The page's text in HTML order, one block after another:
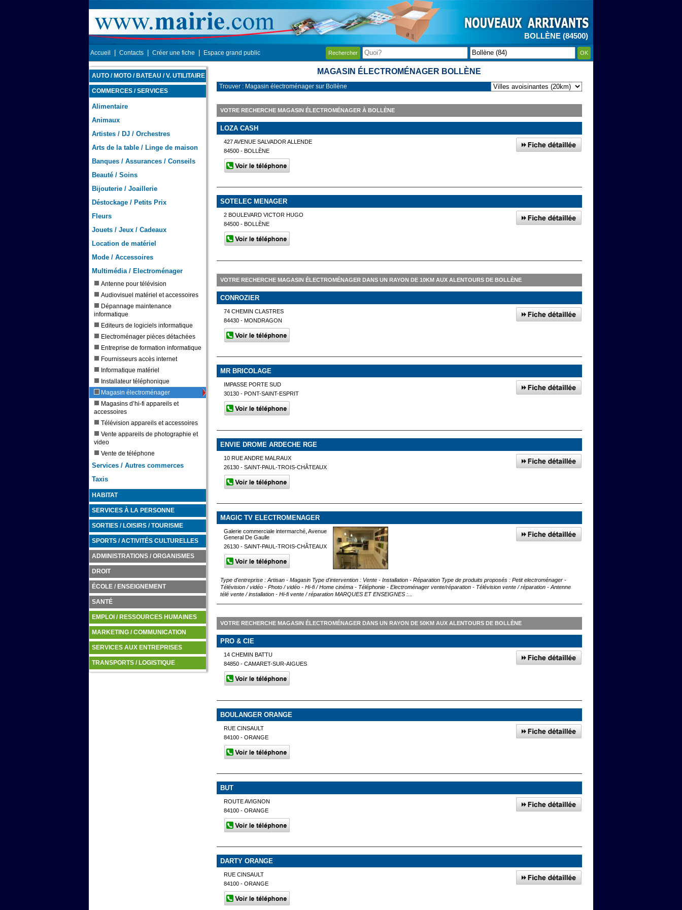
BOLLÈNE (84500)
Accueil Contacts Créer une fiche Espace grand public Rechercher OK
AUTO / MOTO / BATEAU / V. UTILITAIRE
COMMERCES / SERVICES
Alimentaire
Animaux
Artistes / DJ / Orchestres
Arts de la table / Linge de maison
Banques / Assurances / Conseils
Beauté / Soins
Bijouterie / Joaillerie
Déstockage / Petits Prix
Fleurs
Jouets / Jeux / Cadeaux
Location de matériel
Mode / Accessoires
Multimédia / Electroménager
Antenne pour télévision
Audiovisuel matériel et accessoires
Dépannage maintenance
informatique
Editeurs de logiciels informatique
Electroménager pièces détachées
Entreprise de formation informatique
Fournisseurs accès internet
Informatique matériel
Installateur téléphonique
Magasin électroménager
Magasins d’hi-fi appareils et
accessoires
Télévision appareils et accessoires
Vente appareils de photographie et
video
Vente de téléphone
Services / Autres commerces
Taxis
HABITAT
SERVICES À LA PERSONNE
SORTIES / LOISIRS / TOURISME
SPORTS / ACTIVITÉS CULTURELLES
ADMINISTRATIONS / ORGANISMES
DROIT
ÉCOLE / ENSEIGNEMENT
SANTÉ
EMPLOI / RESSOURCES HUMAINES
MARKETING / COMMUNICATION
SERVICES AUX ENTREPRISES
TRANSPORTS / LOGISTIQUE
MAGASIN ÉLECTROMÉNAGER BOLLÈNE
Trouver : Magasin électroménager sur Bollène
VOTRE RECHERCHE MAGASIN ÉLECTROMÉNAGER À BOLLÈNE
LOZA CASH
427 AVENUE SALVADOR ALLENDE
84500 - BOLLÈNE
SOTELEC MENAGER
2 BOULEVARD VICTOR HUGO
84500 - BOLLÈNE
VOTRE RECHERCHE MAGASIN ÉLECTROMÉNAGER DANS UN RAYON DE 10KM AUX ALENTOURS DE BOLLÈNE
CONROZIER
74 CHEMIN CLASTRES
84430 - MONDRAGON
MR BRICOLAGE
IMPASSE PORTE SUD
30130 - PONT-SAINT-ESPRIT
ENVIE DROME ARDECHE RGE
10 RUE ANDRE MALRAUX
26130 - SAINT-PAUL-TROIS-CHÂTEAUX
MAGIC TV ELECTROMENAGER
Galerie commerciale intermarché, Avenue
General De Gaulle
26130 - SAINT-PAUL-TROIS-CHÂTEAUX
Type d'entreprise : Artisan - Magasin Type d'intervention : Vente - Installation - Réparation Type de produits proposés : Petit electroménager -
Télévision / vidéo - Photo / vidéo - Hi-fi / Home cinéma - Téléphonie - Electroménager vente/réparation - Télévision vente / réparation - Antenne
télé vente / installation - Hi-fi vente / réparation MARQUES ET ENSEIGNES :...
VOTRE RECHERCHE MAGASIN ÉLECTROMÉNAGER DANS UN RAYON DE 50KM AUX ALENTOURS DE BOLLÈNE
PRO & CIE
14 CHEMIN BATTU
84850 - CAMARET-SUR-AIGUES
BOULANGER ORANGE
RUE CINSAULT
84100 - ORANGE
BUT
ROUTE AVIGNON
84100 - ORANGE
DARTY ORANGE
RUE CINSAULT
84100 - ORANGE